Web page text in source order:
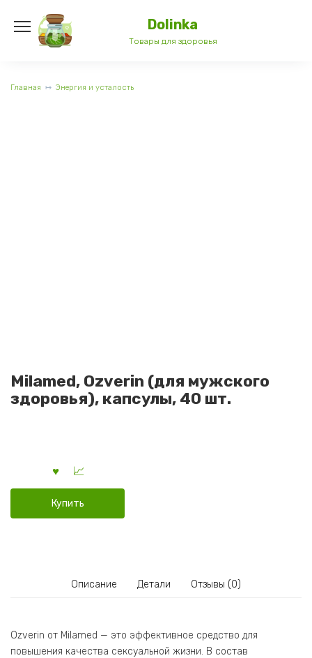
содержанию
Dolinka
Товары для здоровья
Главная Энергия и усталость
Milamed, Ozverin (для мужского
здоровья), капсулы, 40 шт.
Купить
Описание Детали Отзывы (0)
Ozverin от Milamed — это эффективное средство для
повышения качества сексуальной жизни. В состав